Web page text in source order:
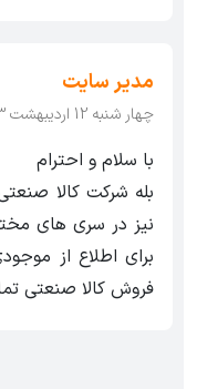
مدیر سایت
چهار شنبه 12 اردیبهشت 1403
با سلام و احترام
بله شرکت کالا
نیز در سری های
برای اطلاع از
فروش کالا صنعتی